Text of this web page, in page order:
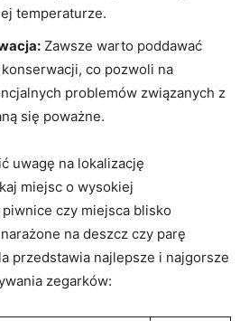
temperaturze.
‍Zawsze ‍warto poddawać
co pozwoli⁣ na
problemów związanych z
się ⁤poważne.
uwagę na lokalizację
miejsc o‌ wysokiej⁢
czy ​miejsca blisko
na ⁢deszcz czy parę
przedstawia najlepsze i najgorsze
zegarków: